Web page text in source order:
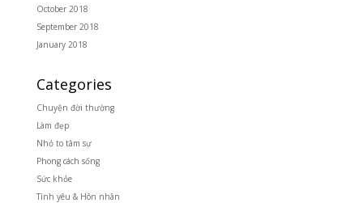
October 2018
September 2018
January 2018
Categories
Chuyện đời thường
Làm đẹp
Nhỏ to tâm sự
Phong cách sống
Sức khỏe
Tình yêu & Hôn nhân